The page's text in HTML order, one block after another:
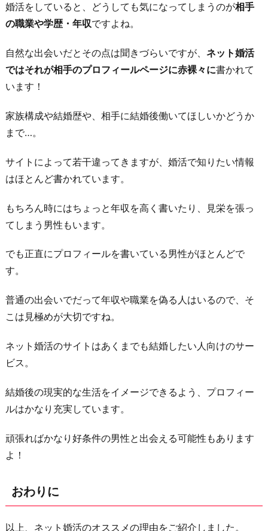
婚活をしていると、どうしても気になってしまうのが相手
の職業や学歴・年収ですよね。
自然な出会いだとその点は聞きづらいですが、 ネット婚活
ではそれが相手のプロフィールページに赤裸々に書かれて
います！
家族構成や結婚歴や、相手に結婚後働いてほしいかどうか
まで…。
サイトによって若干違ってきますが、婚活で知りたい情報
はほとんど書かれています。
もちろん時にはちょっと年収を高く書いたり、見栄を張っ
てしまう男性もいます。
でも正直にプロフィールを書いている男性がほとんどで
す。
普通の出会いでだって年収や職業を偽る人はいるので、そ
こは見極めが大切ですね。
ネット婚活のサイトはあくまでも結婚したい人向けのサー
ビス。
結婚後の現実的な生活をイメージできるよう、プロフィー
ルはかなり充実しています。
頑張ればかなり好条件の男性と出会える可能性もあります
よ！
おわりに
以上、ネット婚活のオススメの理由をご紹介しました。